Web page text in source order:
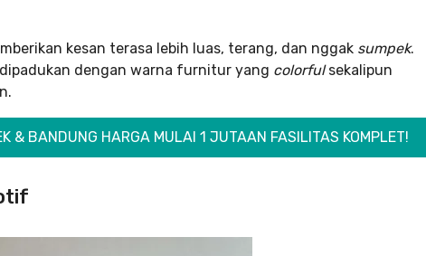
kesan terasa lebih luas, terang, dan nggak sumpek.
dengan warna furnitur yang colorfulsekalipun
& BANDUNG HARGA MULAI 1 JUTAAN FASILITAS KOMPLET!